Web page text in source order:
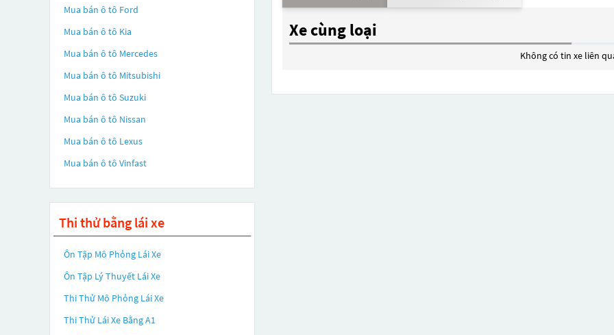
Xe cùng loại
Không có tin xe liên
Mua bán ô tô Ford
Mua bán ô tô Kia
Mua bán ô tô Mercedes
Mua bán ô tô Mitsubishi
Mua bán ô tô Suzuki
Mua bán ô tô Nissan
Mua bán ô tô Lexus
Mua bán ô tô Vinfast
Thi thử bằng lái xe
Ôn Tập Mô Phỏng Lái Xe
Ôn Tập Lý Thuyết Lái Xe
Thi Thử Mô Phỏng Lái Xe
Thi Thử Lái Xe Bằng A1